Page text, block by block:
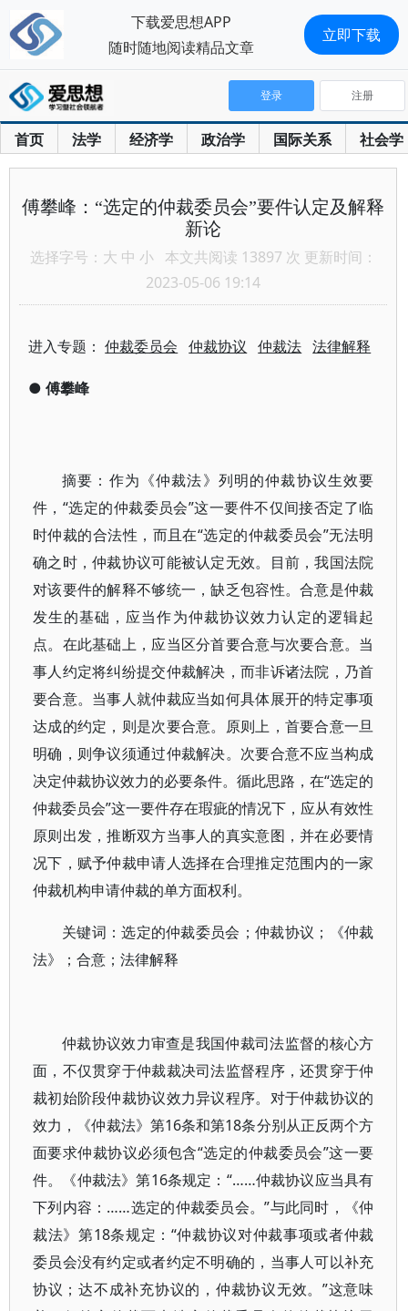
首页 法学 经济学 政治学 国际关系 社会学
登录 注册
傅攀峰：“选定的仲裁委员会”要件认定及解释
新论
选择字号： 大 中 小 本文共阅读 13897 次 更新时间：
2023-05-06 19:14
进入专题：仲裁委员会 仲裁协议 仲裁法 法律解释
● 傅攀峰
摘要：作为《仲裁法》列明的仲裁协议生效要
件，“选定的仲裁委员会”这一要件不仅间接否定了临
时仲裁的合法性，而且在“选定的仲裁委员会”无法明
确之时，仲裁协议可能被认定无效。目前，我国法院
对该要件的解释不够统一，缺乏包容性。合意是仲裁
发生的基础，应当作为仲裁协议效力认定的逻辑起
点。在此基础上，应当区分首要合意与次要合意。当
事人约定将纠纷提交仲裁解决，而非诉诸法院，乃首
要合意。当事人就仲裁应当如何具体展开的特定事项
达成的约定，则是次要合意。原则上，首要合意一旦
明确，则争议须通过仲裁解决。次要合意不应当构成
决定仲裁协议效力的必要条件。循此思路，在“选定的
仲裁委员会”这一要件存在瑕疵的情况下，应从有效性
原则出发，推断双方当事人的真实意图，并在必要情
况下，赋予仲裁申请人选择在合理推定范围内的一家
仲裁机构申请仲裁的单方面权利。
关键词：选定的仲裁委员会；仲裁协议；《仲裁
法》；合意；法律解释
仲裁协议效力审查是我国仲裁司法监督的核心方
面，不仅贯穿于仲裁裁决司法监督程序，还贯穿于仲
裁初始阶段仲裁协议效力异议程序。对于仲裁协议的
效力，《仲裁法》第16条和第18条分别从正反两个方
面要求仲裁协议必须包含“选定的仲裁委员会”这一要
件。《仲裁法》第16条规定：“……仲裁协议应当具有
下列内容：……选定的仲裁委员会。”与此同时，《仲
裁法》第18条规定：“仲裁协议对仲裁事项或者仲裁
委员会没有约定或者约定不明确的，当事人可以补充
协议；达不成补充协议的，仲裁协议无效。”这意味
下载爱思想APP
随时随地阅读精品文章
立即下载